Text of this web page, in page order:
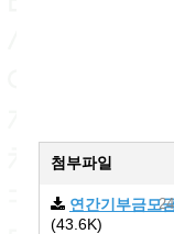
첨부파일
연간기부금모
(43.6K)